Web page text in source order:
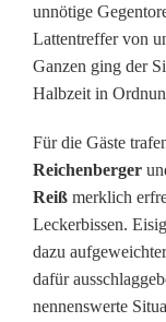
z
u
m
R
ü
c
k
r
unnötige
Lattentreffer von
Ganzen ging der
Halbzeit in
Für die Gäste
Reichenberger
Reiß merklich
Leckerbissen.
dazu
dafür
nennenswerte